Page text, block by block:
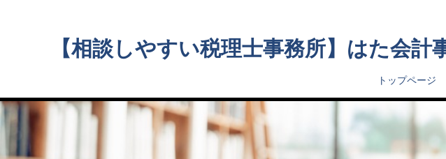
【相談しやすい税理士事務所】はた会計
トップページ